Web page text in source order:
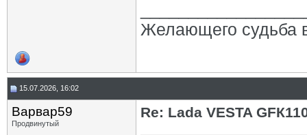
Желающего судьба
15.07.2026, 16:02
Варвар59
Продвинутый
Re: Lada VESTA